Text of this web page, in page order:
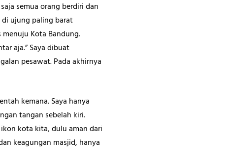
semua orang berdiri dan
di ujung paling barat
Kota Bandung.
aja.” Saya dibuat
pesawat. Pada akhirnya
kemana. Saya hanya
tangan sebelah kiri.
kota kita, dulu aman dari
keagungan masjid, hanya